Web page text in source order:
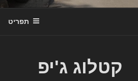
תפריט
קטלוג ג'יפ